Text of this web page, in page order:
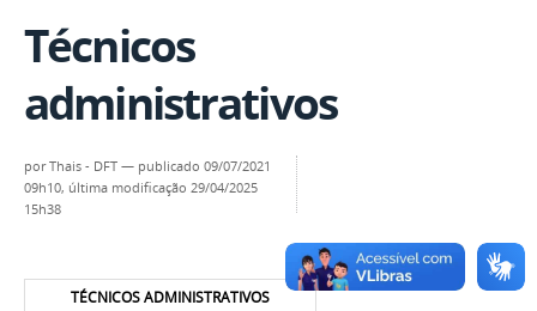
Técnicos
administrativos
porThais - DFT — publicado 09/07/2021
09h10, última modificação 29/04/2025
15h38
TÉCNICOS ADMINISTRATIVOS